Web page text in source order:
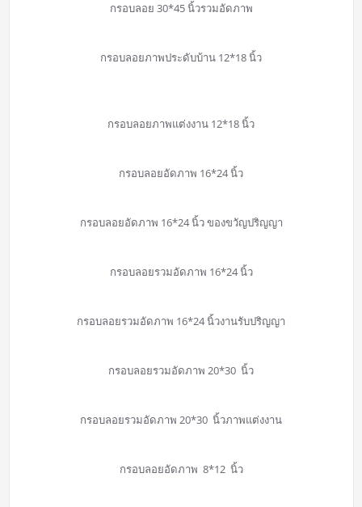
กรอบลอย 30*45 นิ้วรวมอัดภาพ
กรอบลอยภาพประดับบ้าน 12*18 นิ้ว
กรอบลอยภาพแต่งงาน 12*18 นิ้ว
กรอบลอยอัดภาพ 16*24 นิ้ว
กรอบลอยอัดภาพ 16*24 นิ้ว ของขวัญปริญญา
กรอบลอยรวมอัดภาพ 16*24 นิ้ว
กรอบลอยรวมอัดภาพ 16*24 นิ้วงานรับปริญญา
กรอบลอยรวมอัดภาพ 20*30 นิ้ว
กรอบลอยรวมอัดภาพ 20*30 นิ้วภาพแต่งงาน
กรอบลอยอัดภาพ 8*12 นิ้ว